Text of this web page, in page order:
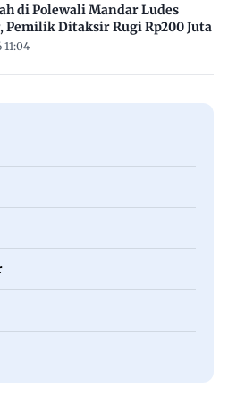
di Polewali Mandar Ludes
Pemilik Ditaksir Rugi Rp200 Juta
11:04